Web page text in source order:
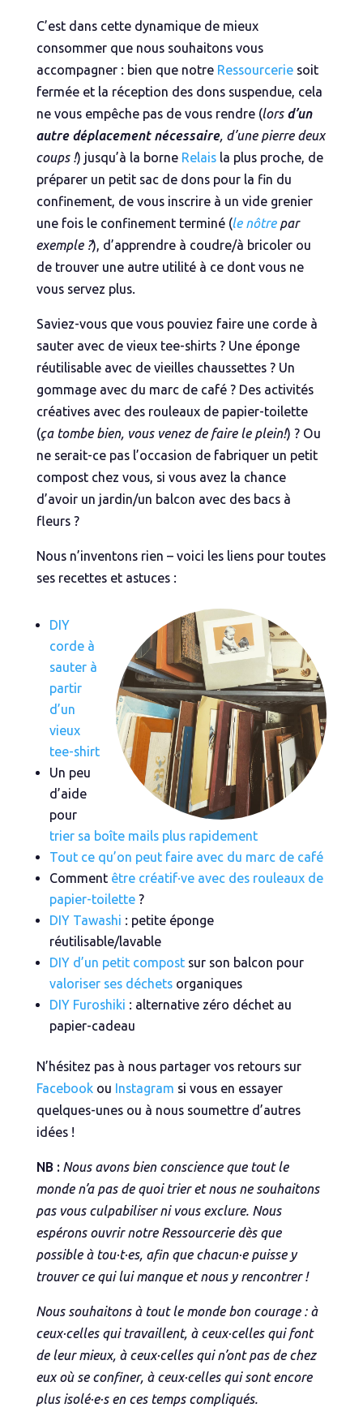
C’est dans cette dynamique de mieux
consommer que nous souhaitons vous
accompagner : bien que notre Ressourcerie soit
fermée et la réception des dons suspendue, cela
ne vous empêche pas de vous rendre (lors d’un
autre déplacement nécessaire, d’une pierre deux
coups !) jusqu’à la borne Relais la plus proche, de
préparer un petit sac de dons pour la fin du
confinement, de vous inscrire à un vide grenier
une fois le confinement terminé (le nôtrepar
exemple ?), d’apprendre à coudre/à bricoler ou
de trouver une autre utilité à ce dont vous ne
vous servez plus.
Saviez-vous que vous pouviez faire une corde à
sauter avec de vieux tee-shirts ? Une éponge
réutilisable avec de vieilles chaussettes ? Un
gommage avec du marc de café ? Des activités
créatives avec des rouleaux de papier-toilette
(ça tombe bien, vous venez de faire le plein!) ? Ou
ne serait-ce pas l’occasion de fabriquer un petit
compost chez vous, si vous avez la chance
d’avoir un jardin/un balcon avec des bacs à
fleurs ?
Nous n’inventons rien – voici les liens pour toutes
ses recettes et astuces :
DIY
corde à
sauter à
partir
d’un
vieux
tee-shirt
Un peu
d’aide
pour
trier sa boîte mails plus rapidement
Tout ce qu’on peut faire avec du marc de café
Comment être créatif·ve avec des rouleaux de
papier-toilette?
DIY Tawashi : petite éponge
réutilisable/lavable
DIY d’un petit compostsur son balcon pour
valoriser ses déchetsorganiques
DIY Furoshiki : alternative zéro déchet au
papier-cadeau
N’hésitez pas à nous partager vos retours sur
Facebookou Instagram si vous en essayer
quelques-unes ou à nous soumettre d’autres
idées !
NB : Nous avons bien conscience que tout le
monde n’a pas de quoi trier et nous ne souhaitons
pas vous culpabiliser ni vous exclure. Nous
espérons ouvrir notre Ressourcerie dès que
possible à tou·t·es, afin que chacun·e puisse y
trouver ce qui lui manque et nous y rencontrer !
Nous souhaitons à tout le monde bon courage : à
ceux·celles qui travaillent, à ceux·celles qui font
de leur mieux, à ceux·celles qui n’ont pas de chez
eux où se confiner, à ceux·celles qui sont encore
plus isolé·e·s en ces temps compliqués.